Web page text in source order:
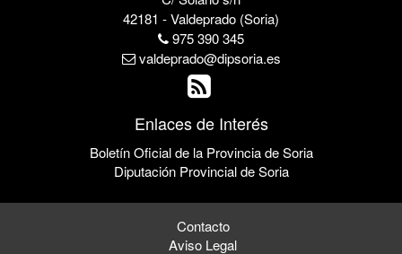
42181 - Valdeprado (Soria)
975 390 345
valdeprado@dipsoria.es
Enlaces de Interés
Boletín Oficial de la Provincia de Soria
Diputación Provincial de Soria
Contacto
Aviso Legal